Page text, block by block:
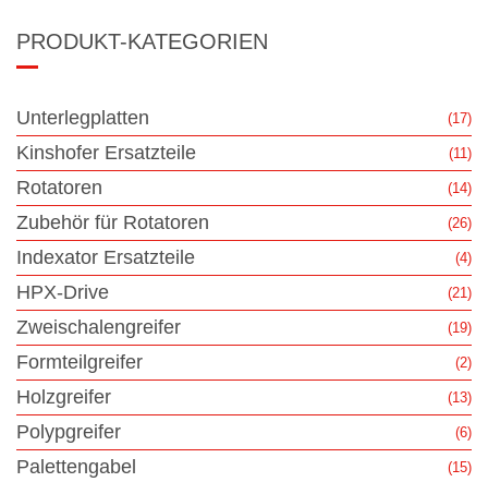
PRODUKT-KATEGORIEN
Unterlegplatten (17)
Kinshofer Ersatzteile (11)
Rotatoren (14)
Zubehör für Rotatoren (26)
Indexator Ersatzteile (4)
HPX-Drive (21)
Zweischalengreifer (19)
Formteilgreifer (2)
Holzgreifer (13)
Polypgreifer (6)
Palettengabel (15)